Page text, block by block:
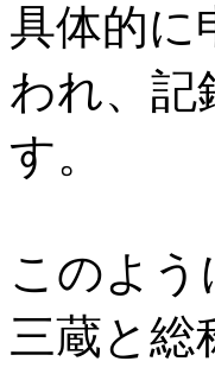
具体的に
われ、記
す。
このよ
三蔵と総